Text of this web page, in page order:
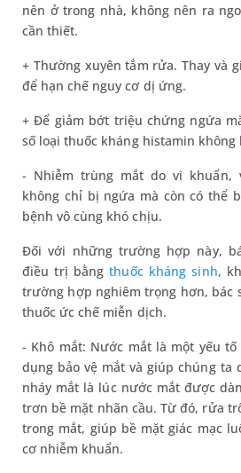
nên ở trong nhà, không nên ra
cần thiết.
+ Thường xuyên tắm rửa. Thay và
để hạn chế nguy cơ dị ứng.
+ Để giảm bớt triệu chứng ngứa
số loại thuốc kháng histamin không
- Nhiễm trùng mắt do vi khuẩn,
không chỉ bị ngứa mà còn có thể
bệnh vô cùng khó chịu.
Đối với những trường hợp này,
điều trị bằngthuốc kháng sinh,
trường hợp nghiêm trọng hơn, bác
thuốc ức chế miễn dịch.
- Khô mắt: Nước mắt là một yếu
dụng bảo vệ mắt và giúp chúng ta
nháy mắt là lúc nước mắt được
trơn bề mặt nhãn cầu. Từ đó, rửa
trong mắt, giúp bề mặt giác mạc
cơ nhiễm khuẩn.